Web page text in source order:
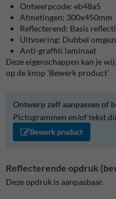
Ontwerpcode: eb48a5
Afmetingen: 300x450mm
Reflecterend: Basis
Uitvoering: Dubbel
Anti-graffiti laminaat
Deze eigenschappen kan je
op de knop 'Bewerk product'
Ontwerp zelf aanpassen of
Pictogrammen en/of tekst
Bewerk product
Reflecterende opdruk
Deze opdruk is aanpasbaar.